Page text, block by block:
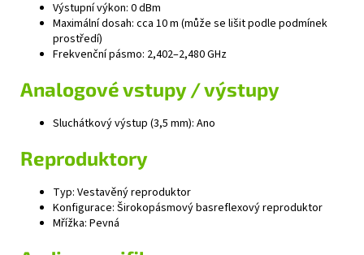
Výstupní výkon: 0 dBm
Maximální dosah: cca 10 m (může se lišit podle podmínek
prostředí)
Frekvenční pásmo: 2,402–2,480 GHz
Analogové vstupy / výstupy
Sluchátkový výstup (3,5 mm): Ano
Reproduktory
Typ: Vestavěný reproduktor
Konfigurace: Širokopásmový basreflexový reproduktor
Mřížka: Pevná